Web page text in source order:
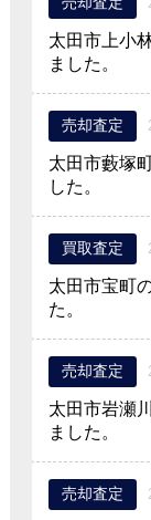
太田市上小
ました。
売却査定
太田市藪塚
した。
買取査定
太田市宝町
た。
売却査定
太田市岩瀬
ました。
売却査定